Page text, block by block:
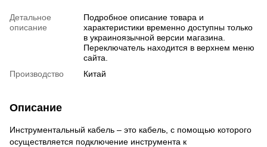
Детальное
описание
Подробное описание товара и
характеристики временно доступны только
в украиноязычной версии магазина.
Переключатель находится в верхнем меню
сайта.
Производство
Китай
Описание
Инструментальный кабель – это кабель, с помощью которого
осуществляется подключение инструмента к